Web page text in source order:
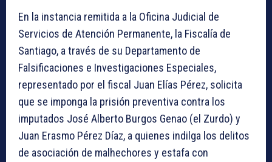
En la instancia remitida a la Oficina Judicial de
Servicios de Atención Permanente, la Fiscalía de
Santiago, a través de su Departamento de
Falsificaciones e Investigaciones Especiales,
representado por el fiscal Juan Elías Pérez, solicita
que se imponga la prisión preventiva contra los
imputados José Alberto Burgos Genao (el Zurdo) y
Juan Erasmo Pérez Díaz, a quienes indilga los delitos
de asociación de malhechores y estafa con